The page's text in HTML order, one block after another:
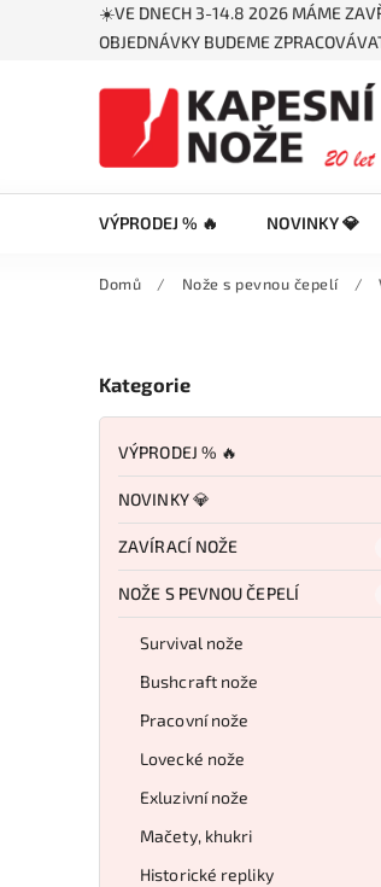
☀️VE DNECH 3-14.8 2026 MÁME
OBJEDNÁVKY BUDEME
VÝPRODEJ % 🔥 NOVINKY 💎
Domů / Nože s pevnou čepelí /
Kategorie
VÝPRODEJ % 🔥
NOVINKY 💎
ZAVÍRACÍ NOŽE
NOŽE S PEVNOU ČEPELÍ
Survival nože
Bushcraft nože
Pracovní nože
Lovecké nože
Exluzivní nože
Mačety, khukri
Historické repliky